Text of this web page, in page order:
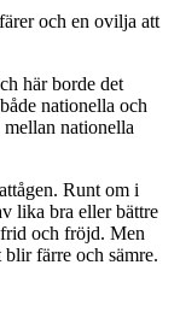
och en ovilja att
här borde det
nationella och
nationella
Runt om i
lika bra eller bättre
och fröjd. Men
färre och sämre.